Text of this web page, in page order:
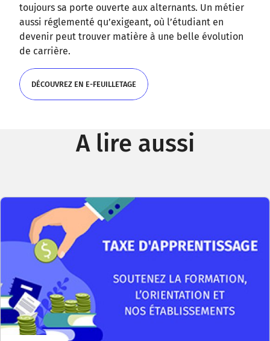
toujours sa porte ouverte aux alternants. Un métier
aussi réglementé qu’exigeant, où l’étudiant en
devenir peut trouver matière à une belle évolution
de carrière.
DÉCOUVREZ EN E-FEUILLETAGE
A lire aussi